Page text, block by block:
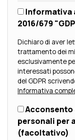
Informativa
2016/679
Dichiaro di aver
trattamento dei
esclusivamente
interessati
del GDPR
Informativa
personali per
(facoltativo)